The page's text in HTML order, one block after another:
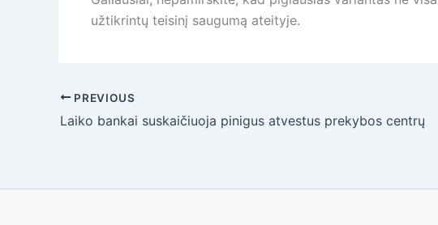
užtikrintų teisinį saugumą ateityje.
PREVIOUS
Laiko bankai suskaičiuoja pinigus atvestus prekybos centrų